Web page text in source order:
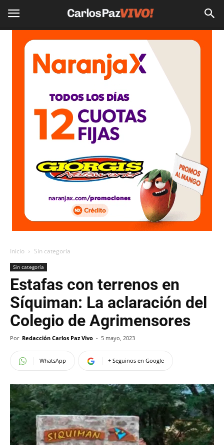
Inicio Sin categoría
Sin categoría
Estafas con terrenos en
Síquiman: La aclaración del
Colegio de Agrimensores
Por Redacción Carlos Paz Vivo - 5 mayo, 2023
WhatsApp + Seguinos en Google